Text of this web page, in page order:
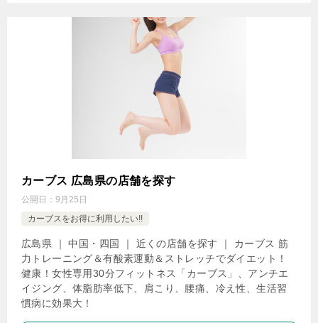
カーブス 広島県の店舗を探す
公開日： 9月25日
カーブスをお得に利用したい!!
広島県 ｜ 中国・四国 ｜ 近くの店舗を探す ｜ カーブス 筋
力トレーニング＆有酸素運動＆ストレッチでダイエット！
健康！女性専用30分フィットネス「カーブス」、アンチエ
イジング、体脂肪率低下、肩こり、腰痛、冷え性、生活習
慣病に効果大！